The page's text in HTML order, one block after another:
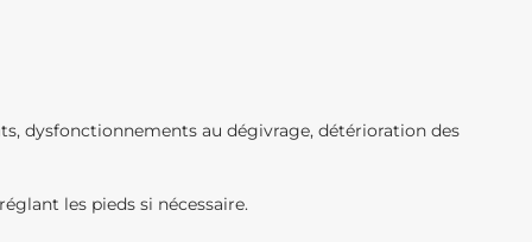
dysfonctionnements au dégivrage, détérioration des
les pieds si nécessaire.